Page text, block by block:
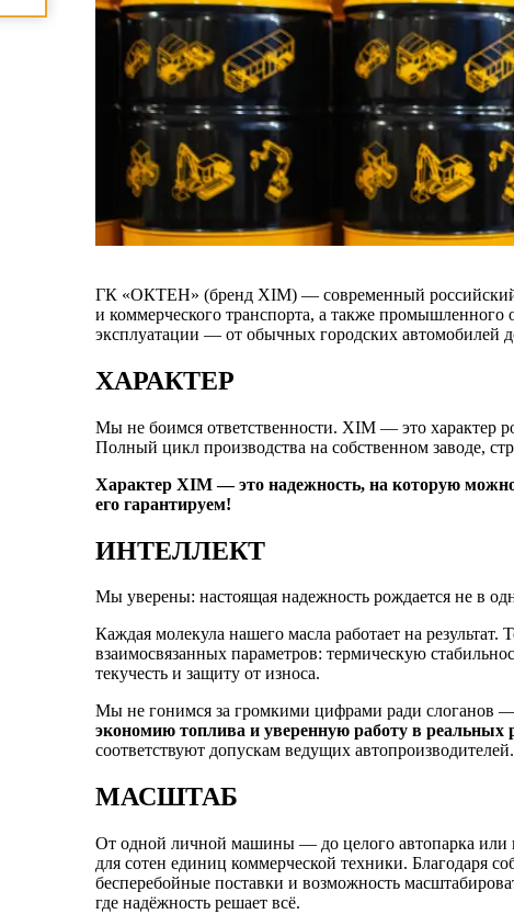
ГК «ОКТЕН» (бренд XIM) — современный российский
и коммерческого транспорта, а также
эксплуатации — от обычных городских автомобилей
ХАРАКТЕР
Мы не боимся ответственности. XIM — это характер
Полный цикл производства на собственном заводе,
Характер XIM — это надежность, на которую
его гарантируем!
ИНТЕЛЛЕКТ
Мы уверены: настоящая надежность рождается не в
Каждая молекула нашего масла работает на
взаимосвязанных параметров: термическую
текучесть и защиту от износа.
Мы не гонимся за громкими цифрами ради слоганов
экономию топлива и уверенную работу в реальных
соответствуют допускам ведущих автопроизводителей.
МАСШТАБ
От одной личной машины — до целого автопарка или
для сотен единиц коммерческой техники. Благодаря
бесперебойные поставки и возможность
где надёжность решает всё.